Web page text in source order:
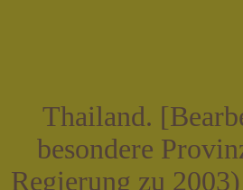
Thailand.
besondere
Regierung zu